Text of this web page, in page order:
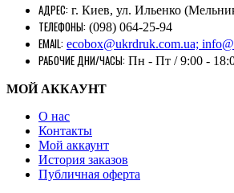
АДРЕС: г. Киев, ул. Ильенко
ТЕЛЕФОНЫ: (098) 064-25-94
EMAIL: ecobox@ukrdruk.com.ua;
РАБОЧИЕ ДНИ/ЧАСЫ: Пн - Пт / 9:00 -
МОЙ АККАУНТ
О нас
Контакты
Mой аккаунт
История заказов
Публичная оферта